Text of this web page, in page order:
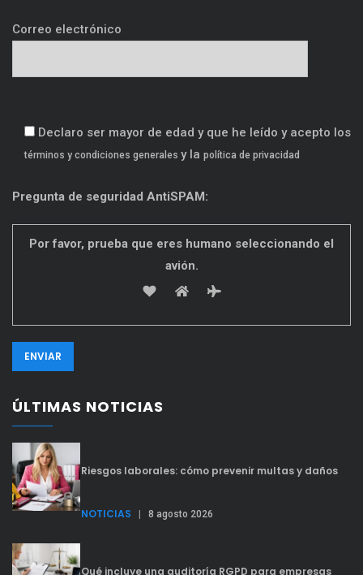
Correo electrónico
Declaro ser mayor de edad y que he leído y acepto los
términos y condiciones generales y la política de privacidad
Pregunta de seguridad AntiSPAM:
Por favor, prueba que eres humano seleccionando el
avión.
ÚLTIMAS NOTICIAS
Riesgos laborales: cómo prevenir multas y daños
NOTICIAS | 8 agosto 2026
Qué incluye una auditoría RGPD para empresas